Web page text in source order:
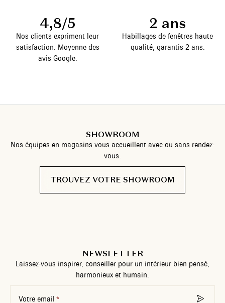
4,8/5
Nos clients expriment leur
satisfaction. Moyenne des
avis Google.
2 ans
Habillages de fenêtres haute
qualité, garantis 2 ans.
SHOWROOM
Nos équipes en magasins vous accueillent avec ou sans rendez-
vous.
TROUVEZ VOTRE SHOWROOM
NEWSLETTER
Laissez-vous inspirer, conseiller pour un intérieur bien pensé,
harmonieux et humain.
Votre email